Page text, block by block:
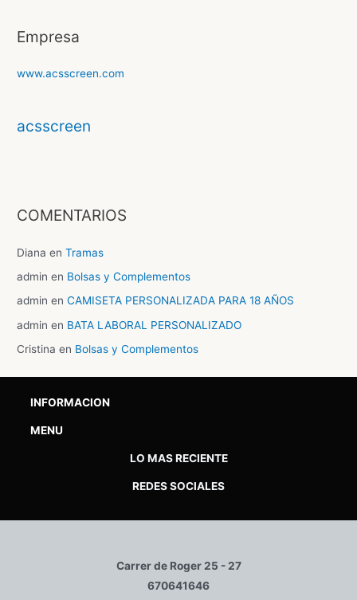
o
k
r
a
Empresa
www.acsscreen.com
acsscreen
COMENTARIOS
Diana enTramas
admin en Bolsas y Complementos
admin enCAMISETA PERSONALIZADA PARA 18 AÑOS
admin en BATA LABORAL PERSONALIZADO
Cristina en Bolsas y Complementos
INFORMACION
MENU
LO MAS RECIENTE
REDES SOCIALES
Carrer de Roger 25 - 27
670641646